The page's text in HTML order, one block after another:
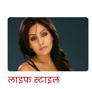
लाइफ स्टाइल